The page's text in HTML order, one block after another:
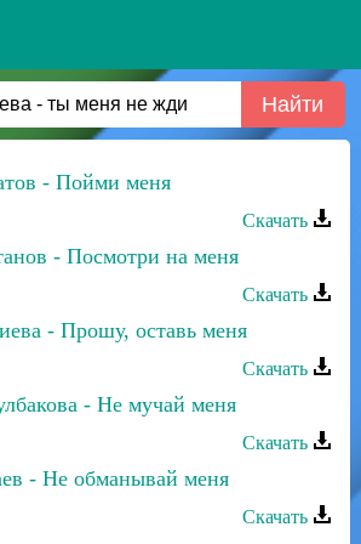
- Пойми меня
Скачать
- Посмотри на меня
Скачать
- Прошу, оставь меня
Скачать
- Не мучай меня
Скачать
- Не обманывай меня
Скачать